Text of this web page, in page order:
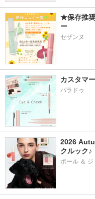
★保存推
ー
セザンヌ
カスタマ
パラドゥ
2026
クルック♪
ポール ＆ ジ